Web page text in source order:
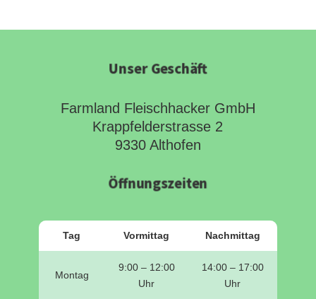
Unser Geschäft
Farmland Fleischhacker GmbH
Krappfelderstrasse 2
9330 Althofen
Öffnungszeiten
Tag Vormittag Nachmittag
Montag
9:00 – 12:00
Uhr
14:00 – 17:00
Uhr